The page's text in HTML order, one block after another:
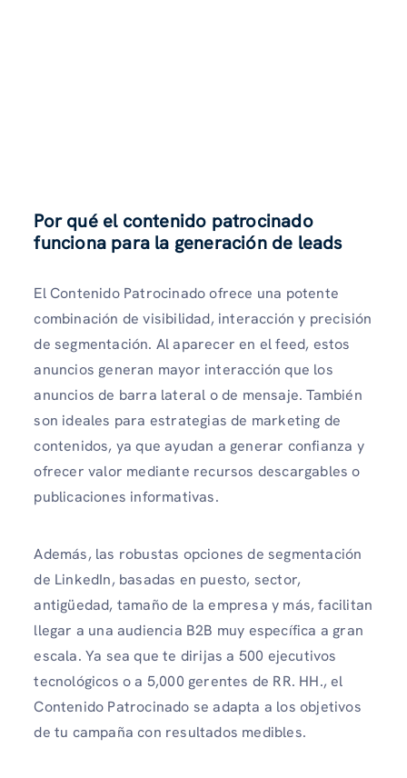
Por qué el contenido patrocinado
funciona para la generación de leads
El Contenido Patrocinado ofrece una potente
combinación de visibilidad, interacción y precisión
de segmentación. Al aparecer en el feed, estos
anuncios generan mayor interacción que los
anuncios de barra lateral o de mensaje. También
son ideales para estrategias de marketing de
contenidos, ya que ayudan a generar confianza y
ofrecer valor mediante recursos descargables o
publicaciones informativas.
Además, las robustas opciones de segmentación
de LinkedIn, basadas en puesto, sector,
antigüedad, tamaño de la empresa y más, facilitan
llegar a una audiencia B2B muy específica a gran
escala. Ya sea que te dirijas a 500 ejecutivos
tecnológicos o a 5,000 gerentes de RR. HH., el
Contenido Patrocinado se adapta a los objetivos
de tu campaña con resultados medibles.